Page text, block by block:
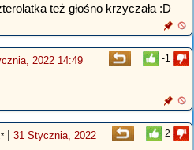
też głośno krzyczała :D
-1
2022 14:49
2
| 31 Stycznia, 2022